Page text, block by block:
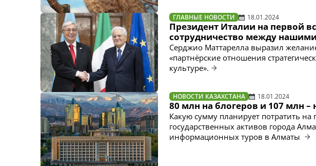
ГЛАВНЫЕ НОВОСТИ 18.01.2024
Президент Италии на первой
сотрудничество между
Серджио Маттарелла выразил
«партнёрские отношения
культуре».
НОВОСТИ КАЗАХСТАНА 18.01.2024
80 млн на блогеров и 107 млн –
Какую сумму планирует потратить
государственных активов города
информационных туров в Алматы